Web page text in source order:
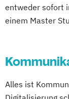
entweder sofort
einem Master
Alles ist